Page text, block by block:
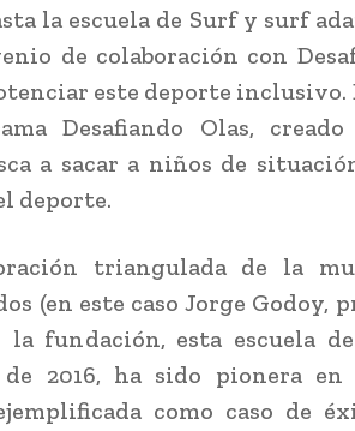
la escuela de Surf y surf
de colaboración con
este deporte inclusivo.
Desafiando Olas,
a sacar a niños de
deporte.
triangulada de la
(en este caso Jorge Godoy,
fundación, esta escuela
2016, ha sido pionera en
como caso de